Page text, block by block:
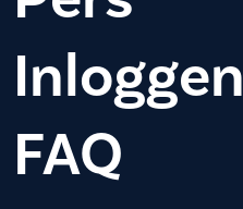
Inloggen
FAQ